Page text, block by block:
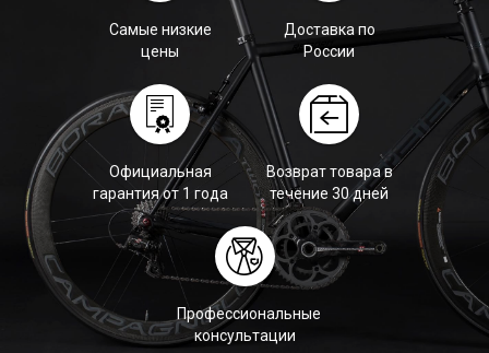
Самые низкие
цены
Доставка по
России
Официальная
гарантия от 1 года
Возврат товара в
течение 30 дней
Профессиональные
консультации